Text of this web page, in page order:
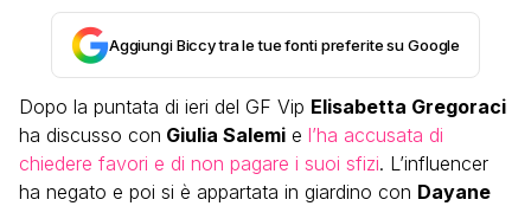
Aggiungi Biccy tra le tue fonti preferite su Google
Dopo la puntata di ieri del GF Vip Elisabetta Gregoraci
ha discusso con Giulia Salemi e l’ha accusata di
chiedere favori e di non pagare i suoi sfizi. L’influencer
ha negato e poi si è appartata in giardino con Dayane